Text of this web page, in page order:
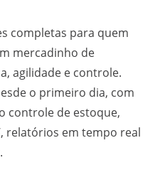
completas para quem
mercadinho de
agilidade e controle.
o primeiro dia, com
controle de estoque,
relatórios em tempo real